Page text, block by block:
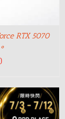
RTX 5070